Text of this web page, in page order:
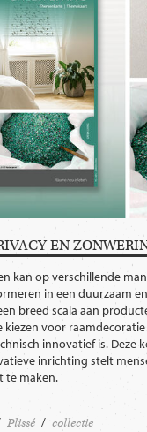
EN
kan op verschillende
in een duurzaam
breed scala aan
voor
innovatief is. Deze
inrichting stelt
te maken.
Plissé collectie